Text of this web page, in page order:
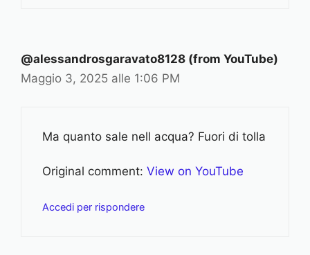
@alessandrosgaravato8128 (from YouTube)
Maggio 3, 2025 alle 1:06 PM
Ma quanto sale nell acqua? Fuori di tolla
Original comment: View on YouTube
Accedi per rispondere